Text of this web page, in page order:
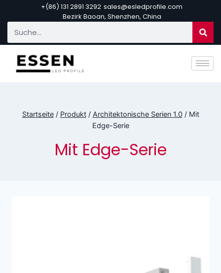
+(86) 131 2891 3292 sales@esledprofile.com
Bezirk Baoan, Shenzhen, China
Startseite / Produkt / Architektonische Serien 1.0 / Mit
Edge-Serie
Mit Edge-Serie